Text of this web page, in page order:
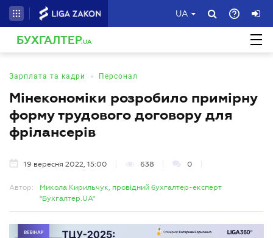
UA
БУХГАЛТЕР.UA
Зарплата та кадри • Персонал
Мінекономіки розробило примірну
форму трудового договору для
фрілансерів
19 вересня 2022, 15:00 638 0
Автор:
Микола Кирильчук, провідний бухгалтер-експерт
"Бухгалтер.UA"